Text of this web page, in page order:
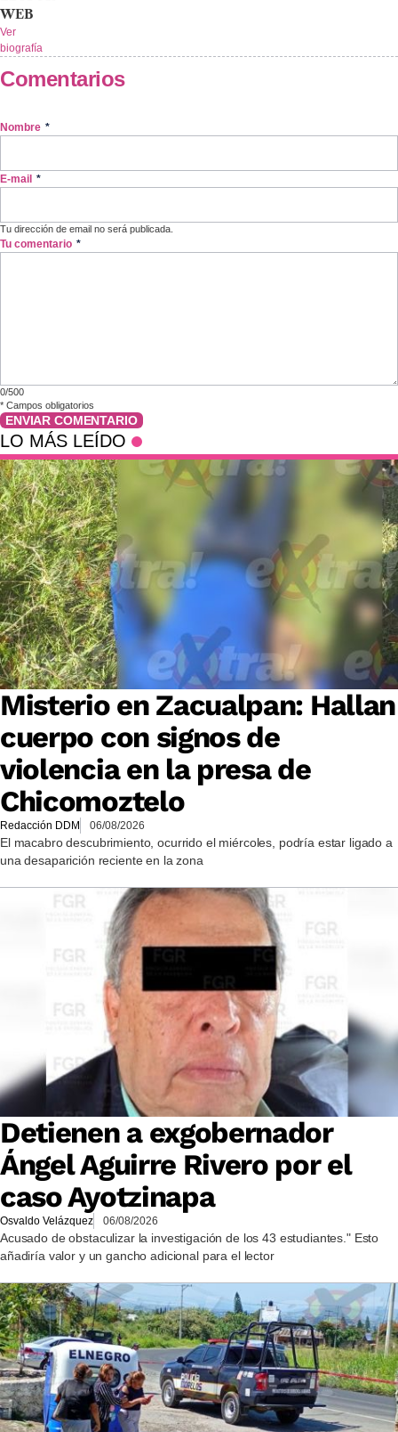
WEB
Ver
biografía
Comentarios
Nombre *
E-mail *
Tu dirección de email no será publicada.
Tu comentario *
0/500
* Campos obligatorios
ENVIAR COMENTARIO
LO MÁS LEÍDO
Misterio en Zacualpan: Hallan
cuerpo con signos de
violencia en la presa de
Chicomoztelo
Redacción DDM 06/08/2026
El macabro descubrimiento, ocurrido el miércoles, podría estar ligado a
una desaparición reciente en la zona
Detienen a exgobernador
Ángel Aguirre Rivero por el
caso Ayotzinapa
Osvaldo Velázquez 06/08/2026
Acusado de obstaculizar la investigación de los 43 estudiantes." Esto
añadiría valor y un gancho adicional para el lector